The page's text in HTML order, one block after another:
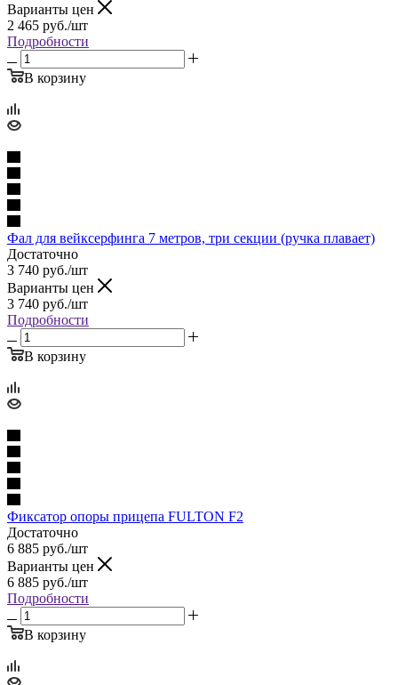
Варианты цен
2 465 руб./шт
Подробности
В корзину
Фал для вейксерфинга 7 метров, три секции (ручка плавает)
Достаточно
3 740 руб./шт
Варианты цен
3 740 руб./шт
Подробности
В корзину
Фиксатор опоры прицепа FULTON F2
Достаточно
6 885 руб./шт
Варианты цен
6 885 руб./шт
Подробности
В корзину